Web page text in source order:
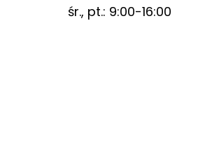
śr., pt.: 9:00-16:00